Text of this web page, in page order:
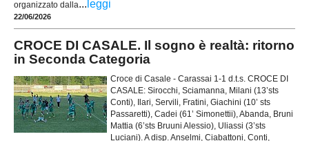
organizzato dalla... leggi
22/06/2026
CROCE DI CASALE. Il sogno è realtà: ritorno
in Seconda Categoria
Croce di Casale - Carassai 1-1 d.t.s. CROCE DI
CASALE: Sirocchi, Sciamanna, Milani (13’sts
Conti), Ilari, Servili, Fratini, Giachini (10’ sts
Passaretti), Cadei (61’ Simonettii), Abanda, Bruni
Mattia (6’sts Bruuni Alessio), Uliassi (3’sts
Luciani). A disp. Anselmi, Ciabattoni, Conti,